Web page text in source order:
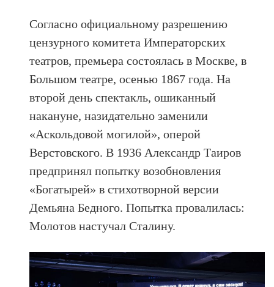
Согласно официальному разрешению
цензурного комитета Императорских
театров, премьера состоялась в Москве, в
Большом театре, осенью 1867 года. На
второй день спектакль, ошиканный
накануне, назидательно заменили
«Аскольдовой могилой», оперой
Верстовского. В 1936 Александр Таиров
предпринял попытку возобновления
«Богатырей» в стихотворной версии
Демьяна Бедного. Попытка провалилась:
Молотов настучал Сталину.